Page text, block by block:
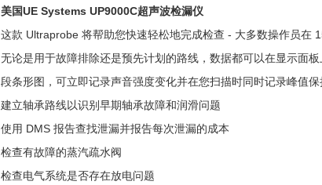
美国UE Systems UP9000C超声波检漏仪
这款 Ultraprobe 将帮助您快速轻松地完成检查 - 大多数操作员在
无论是用于故障排除还是预先计划的路线，数据都可以在显示面
段条形图，可立即记录声音强度变化并在您扫描时同时记录峰值保
建立轴承路线以识别早期轴承故障和润滑问题
使用 DMS 报告查找泄漏并报告每次泄漏的成本
检查有故障的蒸汽疏水阀
检查电气系统是否存在放电问题